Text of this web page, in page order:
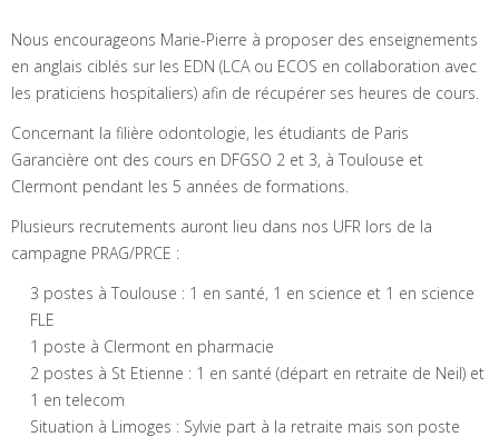
Nous encourageons Marie-Pierre à proposer des enseignements
en anglais ciblés sur les EDN (LCA ou ECOS en collaboration avec
les praticiens hospitaliers) afin de récupérer ses heures de cours.
Concernant la filière odontologie, les étudiants de Paris
Garancière ont des cours en DFGSO 2 et 3, à Toulouse et
Clermont pendant les 5 années de formations.
Plusieurs recrutements auront lieu dans nos UFR lors de la
campagne PRAG/PRCE :
3 postes à Toulouse : 1 en santé, 1 en science et 1 en science
FLE
1 poste à Clermont en pharmacie
2 postes à St Etienne : 1 en santé (départ en retraite de Neil) et
1 en telecom
Situation à Limoges : Sylvie part à la retraite mais son poste